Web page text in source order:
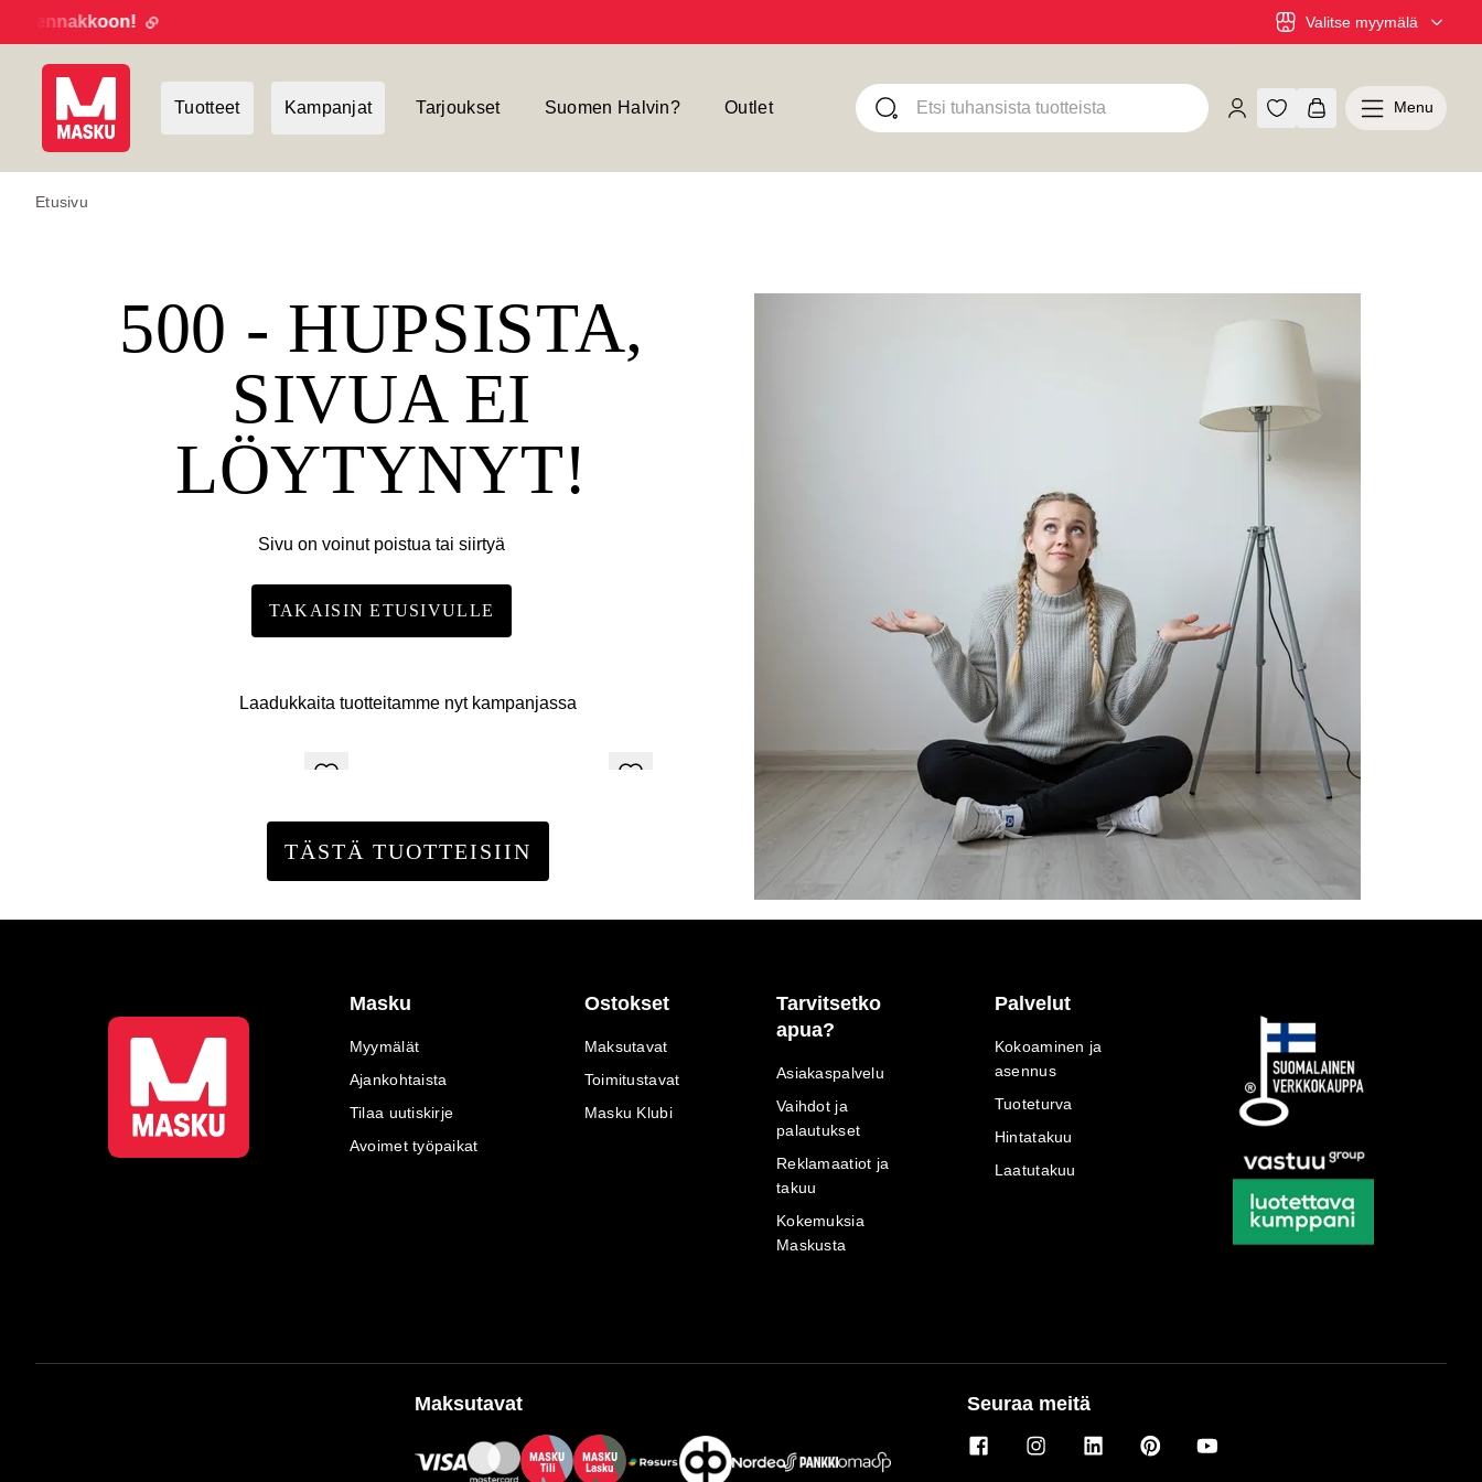
Valitse myymälä
Tuotteet Kampanjat Tarjoukset Suomen Halvin? Outlet Menu
Etusivu
500 - HUPSISTA,
SIVUA EI
LÖYTYNYT!
Sivu on voinut poistua tai siirtyä
TAKAISIN ETUSIVULLE
Laadukkaita tuotteitamme nyt kampanjassa
TÄSTÄ TUOTTEISIIN
Masku
Myymälät
Ajankohtaista
Tilaa uutiskirje
Avoimet työpaikat
Ostokset
Maksutavat
Toimitustavat
Masku Klubi
Tarvitsetko
apua?
Asiakaspalvelu
Vaihdot ja
palautukset
Reklamaatiot ja
takuu
Kokemuksia
Maskusta
Palvelut
Kokoaminen ja
asennus
Tuoteturva
Hintatakuu
Laatutakuu
Maksutavat
MASKU
Tili
MASKU
Lasku
Seuraa meitä